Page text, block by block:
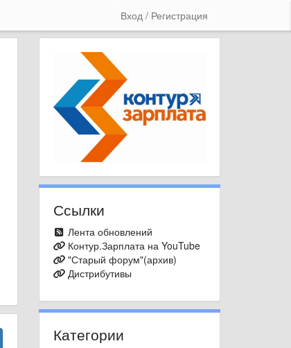
Вход / Регистрация
Ссылки
Лента обновлений
Контур.Зарплата на YouTube
"Старый форум"(архив)
Дистрибутивы
Категории